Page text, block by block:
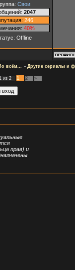
Свои
2047
246
40%
Offline
всём... » Другие сериалы и
1 из 2 1 2 »
прав) и